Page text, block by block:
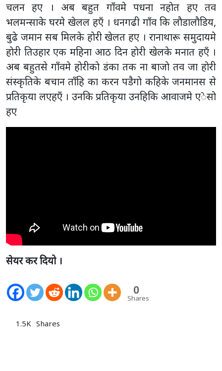
चलन हए । अब बहुत गाँवमे पधना नहाेत हए तव
भलमन्साके घरमे खेलल हएँ । धनगढी गाँव कि लाैडालाैडिय,
बुढे जमान सब मिलके हाेरी खेलत हए । रानाथारू समुदायमे
हाेरी तिउहार एक महिना आठ दिन हाेरी खेलके मनात हएँ ।
अब बहुतसे गाँवमे हाेरीकाे डंका तक ना बाजाे तव जा हाेरी
संस्कृतिके बचान ताँहि का करन पडैगाे कहिके जनमानस से
प्रतिकृया लएहएँ । उनकि प्रतिकृया उनहिकि आवाजमे एेसाे
हए
सेयर कर दियो ।
0
Shares
1.5K Shares